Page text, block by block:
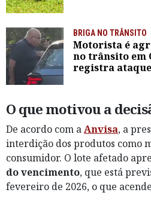
BRIGA NO TRÂNSITO
Motorista é
no trânsito em
registra ataque
O que motivou a
De acordo com aAnvisa, a
interdição dos produtos como
consumidor. O lote afetado
do vencimento, que está
fevereiro de 2026, o que